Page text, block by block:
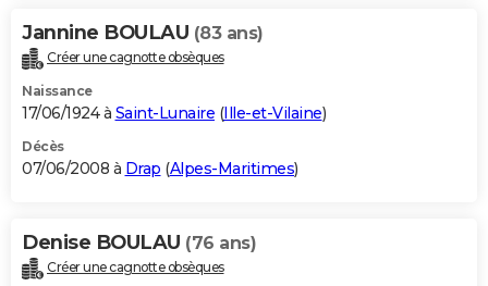
Jannine BOULAU (83 ans)
Créer une cagnotte obsèques
Naissance
17/06/1924 à Saint-Lunaire (Ille-et-Vilaine)
Décès
07/06/2008 à Drap (Alpes-Maritimes)
Denise BOULAU (76 ans)
Créer une cagnotte obsèques